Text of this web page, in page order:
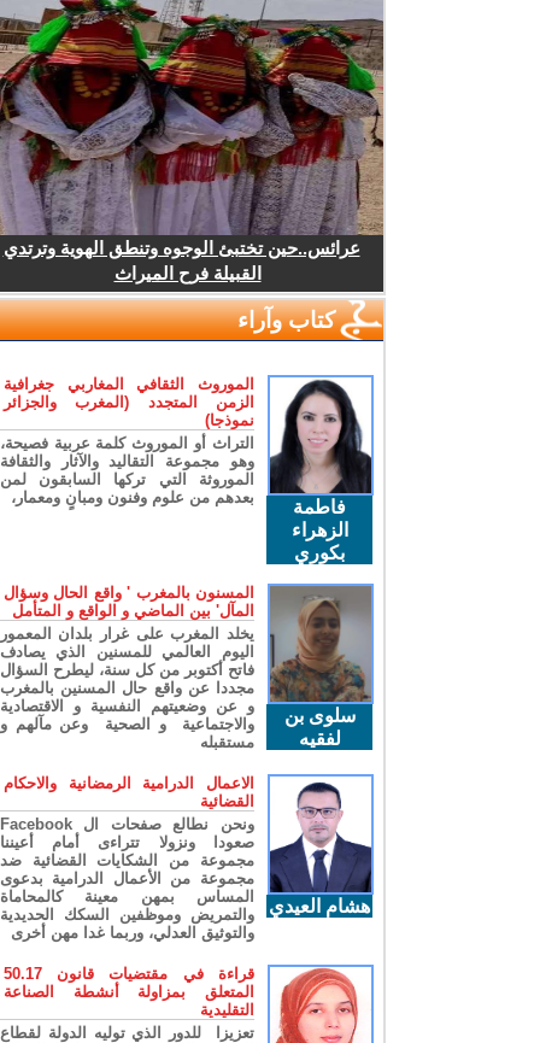
عرائس..حين تختبئ الوجوه وتنطق الهوية وترتدي
القبيلة فرح الميراث
كتاب وآراء
فاطمة
الزهراء
بكوري
الموروث الثقافي المغاربي جغرافية
الزمن المتجدد (المغرب والجزائر
نموذجا)
التراث أو الموروث كلمة عربية فصيحة،
وهو مجموعة التقاليد والآثار والثقافة
الموروثة التي تركها السابقون لمن
بعدهم من علوم وفنون ومبانٍ ومعمار،
سلوى بن
لفقيه
المسنون بالمغرب ' واقع الحال وسؤال
المآل' بين الماضي و الواقع و المتأمل
يخلد المغرب على غرار بلدان المعمور
اليوم العالمي للمسنين الذي يصادف
فاتح أكتوبر من كل سنة، ليطرح السؤال
مجددا عن واقع حال المسنين بالمغرب
و عن وضعيتهم النفسية و الاقتصادية
والاجتماعية و الصحية وعن مآلهم و
مستقبله
هشام العيدي
الاعمال الدرامية الرمضانية والاحكام
القضائية
ونحن نطالع صفحات ال Facebook
صعودا ونزولا تتراءى أمام أعيننا
مجموعة من الشكايات القضائية ضد
مجموعة من الأعمال الدرامية بدعوى
المساس بمهن معينة كالمحاماة
والتمريض وموظفين السكك الحديدية
والتوثيق العدلي، وربما غدا مهن أخرى
قراءة في مقتضيات قانون 50.17
المتعلق بمزاولة أنشطة الصناعة
التقليدية
تعزيزا للدور الذي توليه الدولة لقطاع